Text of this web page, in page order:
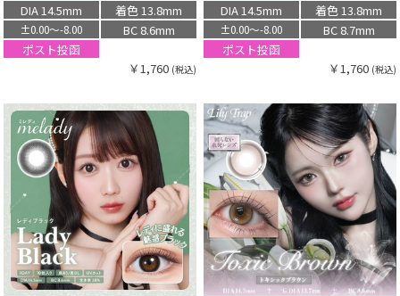
DIA 14.5mm
着色 13.8mm
±0.00〜-8.00
BC 8.6mm
ポスト投函
￥1,760 (税込)
DIA 14.5mm
着色 13.8mm
±0.00〜-8.00
BC 8.7mm
ポスト投函
￥1,760 (税込)